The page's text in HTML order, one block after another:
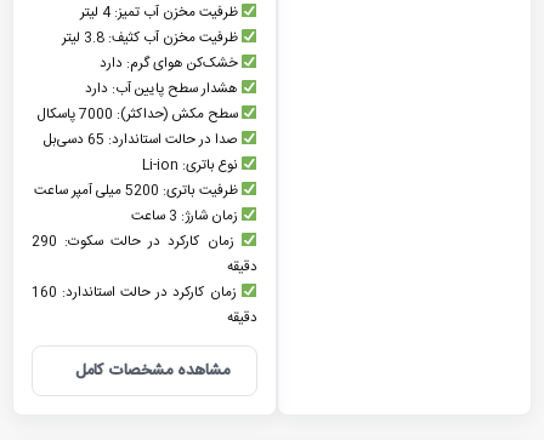
ظرفیت مخزن آب تمیز: 4 لیتر
ظرفیت مخزن آب کثیف: 3.8 لیتر
خشک‌کن هوای گرم: دارد
هشدار سطح پایین آب: دارد
سطح مکش (حداکثر): 7000 پاسکال
صدا در حالت استاندارد: 65 دسی‌بل
نوع باتری: Li-ion
ظرفیت باتری: 5200 میلی آمپر ساعت
زمان شارژ: 3 ساعت
زمان کارکرد در حالت سکوت: 290
دقیقه
زمان کارکرد در حالت استاندارد: 160
دقیقه
مشاهده مشخصات کامل